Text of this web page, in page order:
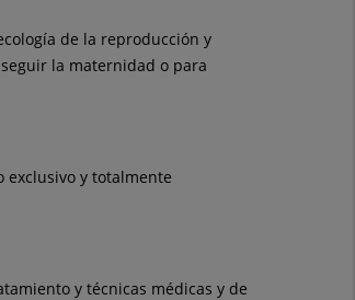
de la reproducción y
la maternidad o para
y totalmente
y técnicas médicas y de